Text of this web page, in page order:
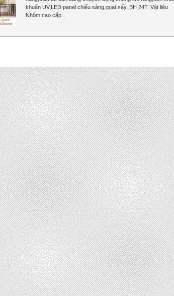
khuẩn UV,LED panel chiếu sáng,quạt sấy, BH 24T, Vật liệu
Nhôm cao cấp.